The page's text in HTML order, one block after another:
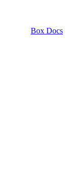
Box Docs